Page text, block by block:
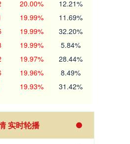
20.00% 12.21%
19.99% 11.69%
19.99% 32.20%
19.99% 5.84%
19.97% 28.44%
19.96% 8.49%
19.93% 31.42%
实时轮播